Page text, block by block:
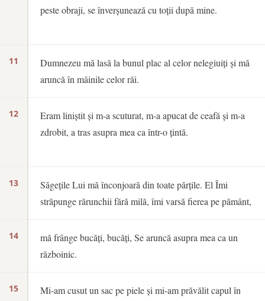
11
12
13
14
15
peste obraji, se înverșunează cu toții după mine.
Dumnezeu mă lasă la bunul plac al celor nelegiuiți și mă
aruncă în mâinile celor răi.
Eram liniștit și m-a scuturat, m-a apucat de ceafă și m-a
zdrobit, a tras asupra mea ca într-o țintă.
Săgețile Lui mă înconjoară din toate părțile. El Îmi
străpunge rărunchii fără milă, îmi varsă fierea pe pământ,
mă frânge bucăți, bucăți, Se aruncă asupra mea ca un
războinic.
Mi-am cusut un sac pe piele și mi-am prăvălit capul în